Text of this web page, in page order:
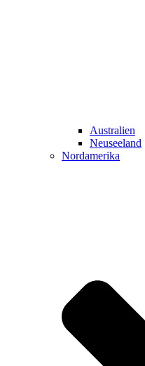
Australien
Neuseeland
Nordamerika